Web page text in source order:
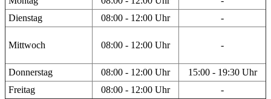
Dienstag
08:00 - 12:00 Uhr -
Mittwoch 08:00 - 12:00 Uhr -
Donnerstag 08:00 - 12:00 Uhr
15:00 - 19:30 Uhr
Freitag
08:00 - 12:00 Uhr -